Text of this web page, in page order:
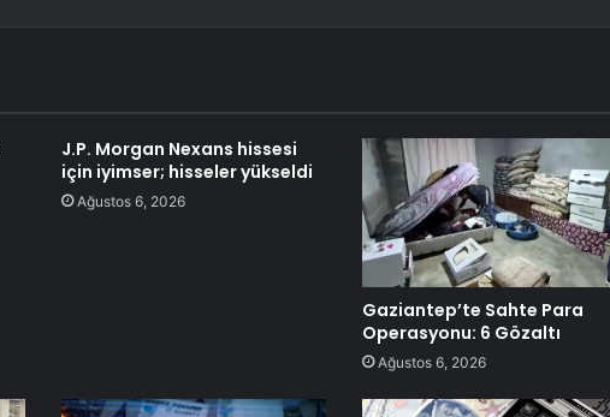
J.P. Morgan Nexans hissesi
için iyimser; hisseler yükseldi
Ağustos 6, 2026
Gaziantep’te Sahte Para
Operasyonu: 6 Gözaltı
Ağustos 6, 2026